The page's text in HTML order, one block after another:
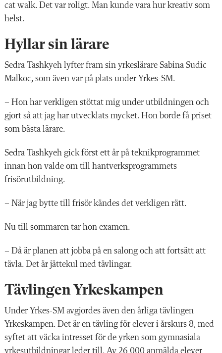
cat walk. Det var roligt. Man kunde vara hur kreativ som
helst.
Hyllar sin lärare
Sedra Tashkyeh lyfter fram sin yrkeslärare Sabina Sudic
Malkoc, som även var på plats under Yrkes-SM.
– Hon har verkligen stöttat mig under utbildningen och
gjort så att jag har utvecklats mycket. Hon borde få priset
som bästa lärare.
Sedra Tashkyeh gick först ett år på teknikprogrammet
innan hon valde om till hantverksprogrammets
frisörutbildning.
– När jag bytte till frisör kändes det verkligen rätt.
Nu till sommaren tar hon examen.
– Då är planen att jobba på en salong och att fortsätt att
tävla. Det är jättekul med tävlingar.
Tävlingen Yrkeskampen
Under Yrkes-SM avgjordes även den årliga tävlingen
Yrkeskampen. Det är en tävling för elever i årskurs 8, med
syftet att väcka intresset för de yrken som gymnasiala
yrkesutbildningar leder till. Av 26 000 anmälda elever